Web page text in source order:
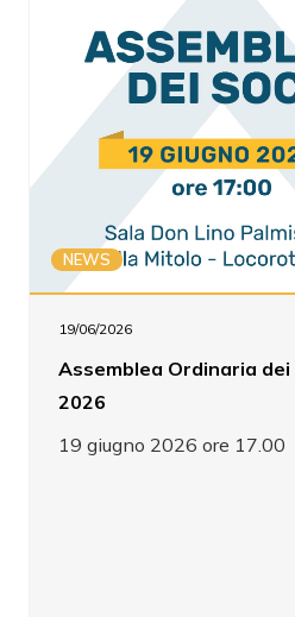
NEWS
19/06/2026
Assemblea Ordinaria dei
2026
19 giugno 2026 ore 17.00